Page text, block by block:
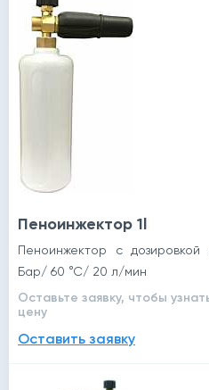
Пеноинжектор 1l
Пеноинжектор с
Бар/ 60 °С/ 20 л/мин
Оставьте заявку, чтобы
цену
Оставить заявку